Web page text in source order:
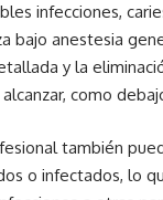
infecciones,
bajo anestesia
y la
como
también
o infectados, lo